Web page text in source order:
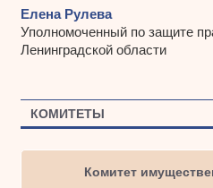
Елена Рулева
Уполномоченный по защите
Ленинградской области
КОМИТЕТЫ
Комитет